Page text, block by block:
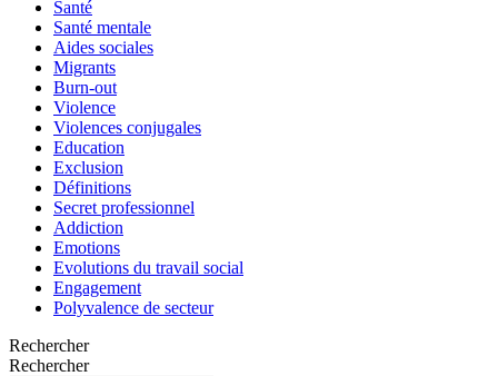
Santé
Santé mentale
Aides sociales
Migrants
Burn-out
Violence
Violences conjugales
Education
Exclusion
Définitions
Secret professionnel
Addiction
Emotions
Evolutions du travail social
Engagement
Polyvalence de secteur
Rechercher
Rechercher